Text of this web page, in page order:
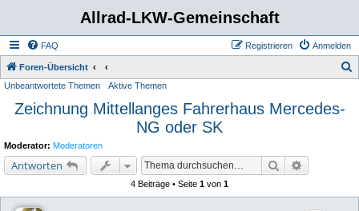
Allrad-LKW-Gemeinschaft
FAQ Anmelden
Registrieren
Foren-Übersicht
Unbeantwortete Themen Aktive Themen
Zeichnung Mittellanges Fahrerhaus Mercedes-
NG oder SK
Moderator: Moderatoren
Antworten Suche
4 Beiträge • Seite 1 von 1